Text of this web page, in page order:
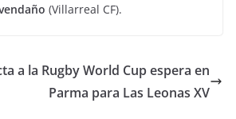
(Villarreal CF).
a la Rugby World Cup espera en
Parma para Las Leonas XV